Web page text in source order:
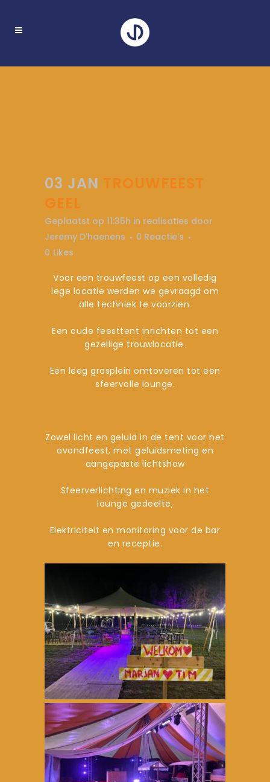
03 JAN TROUWFEEST
GEEL
Geplaatst op 11:35h in realisaties door
Jeremy D'haenens
0 Reactie's
0 Likes
Voor een trouwfeest op een volledig
lege locatie werden we gevraagd om
alle techniek te voorzien.
Een oude feesttent inrichten tot een
gezellige trouwlocatie.
Een leeg grasplein omtoveren tot een
sfeervolle lounge.
Zowel licht en geluid in de tent voor het
avondfeest, met geluidsmeting en
aangepaste lichtshow
Sfeerverlichting en muziek in het
lounge gedeelte,
Elektriciteit en monitoring voor de bar
en receptie.